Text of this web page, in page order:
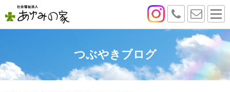
つぶやきブログ